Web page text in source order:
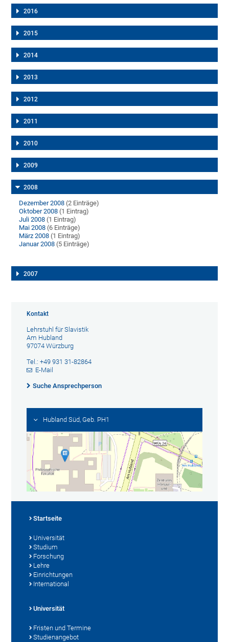
2016
2015
2014
2013
2012
2011
2010
2009
2008
Dezember 2008 (2 Einträge)
Oktober 2008 (1 Eintrag)
Juli 2008 (1 Eintrag)
Mai 2008 (6 Einträge)
März 2008 (1 Eintrag)
Januar 2008 (5 Einträge)
2007
Kontakt
Lehrstuhl für Slavistik
Am Hubland
97074 Würzburg
Tel.: +49 931 31-82864
E-Mail
Suche Ansprechperson
Hubland Süd, Geb. PH1
Startseite
Universität
Studium
Forschung
Lehre
Einrichtungen
International
Universität
Fristen und Termine
Studienangebot